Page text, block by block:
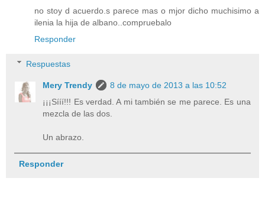
no stoy d acuerdo.s parece mas o mjor dicho muchisimo a
ilenia la hija de albano..compruebalo
Responder
Respuestas
Mery Trendy
8 de mayo de 2013 a las 10:52
¡¡¡Sííí!!! Es verdad. A mi también se me parece. Es una
mezcla de las dos.
Un abrazo.
Responder